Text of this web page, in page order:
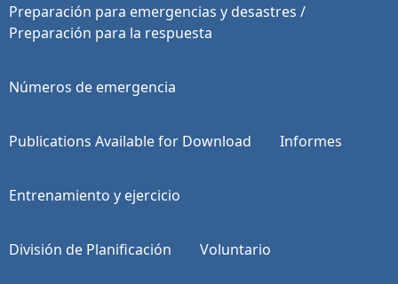
Preparación para emergencias y desastres /
Preparación para la respuesta
Números de emergencia
Publications Available for Download Informes
Entrenamiento y ejercicio
División de Planificación Voluntario